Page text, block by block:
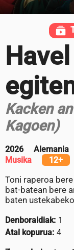
Kacken
Kagoen)
2026 Alemania
Musika
12+
Toni raperoa
bat-batean bere
baten
Denboraldiak: 1
Atal kopurua: 4